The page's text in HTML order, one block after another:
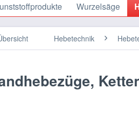
Wurzelsäge
Hebetechnik